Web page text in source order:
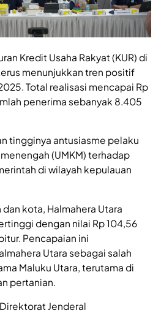
Kredit Usaha Rakyat (KUR) di
menunjukkan tren positif
Total realisasi mencapai Rp
penerima sebanyak 8.405
tingginya antusiasme pelaku
(UMKM) terhadap
di wilayah kepulauan
kota, Halmahera Utara
dengan nilai Rp 104,56
Pencapaian ini
Utara sebagai salah
Maluku Utara, terutama di
pertanian.
Jenderal